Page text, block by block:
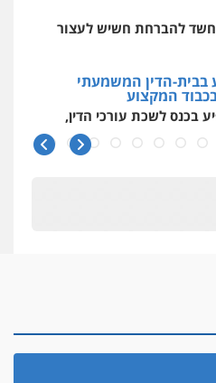
להברחת חשיש לעצור
בבית-הדין המשמעתי
המקצוע
בכנס לשכת עורכי הדין,
הוועדה לבחירת שופטים בחרה 26 שופטים ורשמים